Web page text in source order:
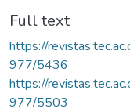
Full text
https://
977/5436
https://
977/5503